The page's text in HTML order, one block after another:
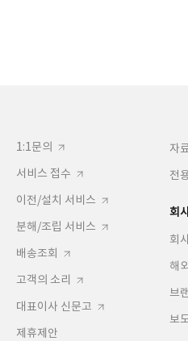
1:1문의
서비스 접수
이전/설치 서비스
분해/조립 서비스
배송조회
고객의 소리
대표이사 신문고
제휴제안
자
전
회
회
해
브
보